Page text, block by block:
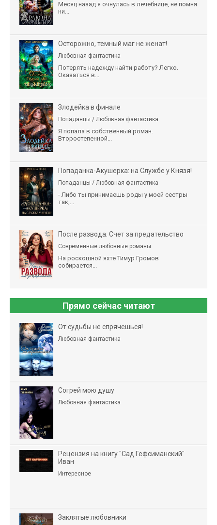
Месяц назад я очнулась в лечебнице, не помня
ни...
Осторожно, темный маг не женат!
Любовная фантастика
Потерять надежду найти работу? Легко.
Оказаться в...
Злодейка в финале
Попаданцы / Любовная фантастика
Я попала в собственный роман.
Второстепенной...
Попаданка-Акушерка: на Службе у Князя!
Попаданцы / Любовная фантастика
- Либо ты принимаешь роды у моей сестры
так,...
После развода. Счет за предательство
Современные любовные романы
На роскошной яхте Тимур Громов
собирается...
Прямо сейчас читают
От судьбы не спрячешься!
Любовная фантастика
Согрей мою душу
Любовная фантастика
Рецензия на книгу "Сад Гефсиманский"
Иван
Интересное
Заклятые любовники